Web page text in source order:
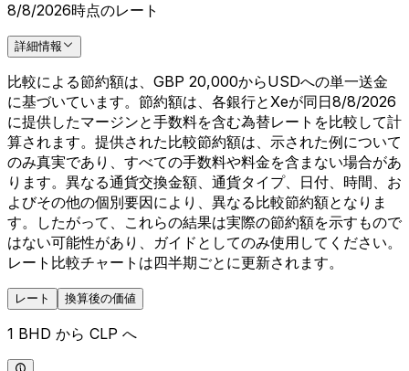
8/8/2026時点のレート
詳細情報
比較による節約額は、GBP 20,000からUSDへの単一送金
に基づいています。節約額は、各銀行とXeが同日8/8/2026
に提供したマージンと手数料を含む為替レートを比較して計
算されます。提供された比較節約額は、示された例について
のみ真実であり、すべての手数料や料金を含まない場合があ
ります。異なる通貨交換金額、通貨タイプ、日付、時間、お
よびその他の個別要因により、異なる比較節約額となりま
す。したがって、これらの結果は実際の節約額を示すもので
はない可能性があり、ガイドとしてのみ使用してください。
レート比較チャートは四半期ごとに更新されます。
レート 換算後の価値
1 BHD から CLP へ